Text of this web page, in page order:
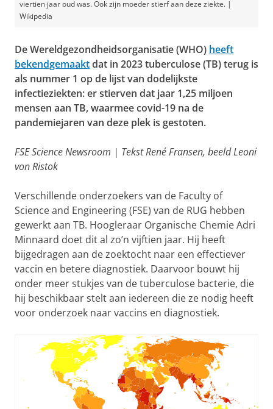
viertien jaar oud was. Ook zijn moeder stierf aan deze ziekte. |
Wikipedia
De Wereldgezondheidsorganisatie (WHO) heeft
bekendgemaaktdat in 2023 tuberculose (TB) terug is
als nummer 1 op de lijst van dodelijkste
infectieziekten: er stierven dat jaar 1,25 miljoen
mensen aan TB, waarmee covid-19 na de
pandemiejaren van deze plek is gestoten.
FSE Science Newsroom | Tekst René Fransen, beeld Leoni
von Ristok
Verschillende onderzoekers van de Faculty of
Science and Engineering (FSE) van de RUG hebben
gewerkt aan TB. Hoogleraar Organische Chemie Adri
Minnaard doet dit al zo’n vijftien jaar. Hij heeft
bijgedragen aan de zoektocht naar een effectiever
vaccin en betere diagnostiek. Daarvoor bouwt hij
onder meer stukjes van de tuberculose bacterie, die
hij beschikbaar stelt aan iedereen die ze nodig heeft
voor onderzoek naar vaccins en diagnostiek.